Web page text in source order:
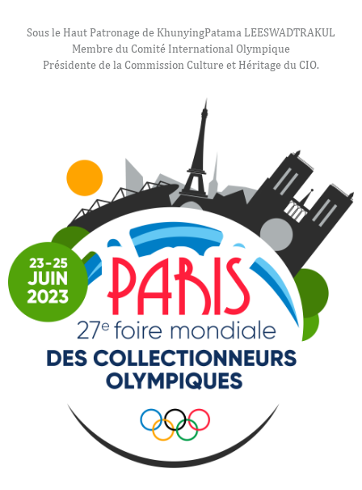
Sous le Haut Patronage de KhunyingPatama LEESWADTRAKUL
Membre du Comité International Olympique
Présidente de la Commission Culture et Héritage du CIO.